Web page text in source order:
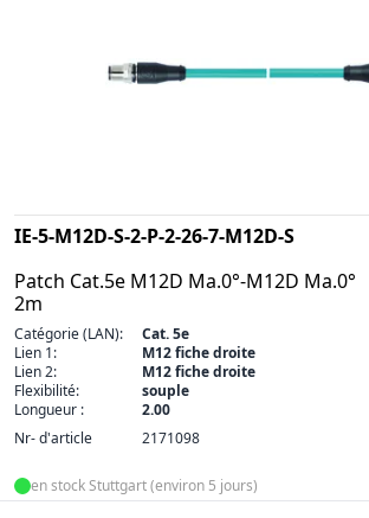
IE-5-M12D-S-2-P-2-26-7-M12D-S
Patch Cat.5e M12D Ma.0°-M12D Ma.0°
2m
Catégorie (LAN):
Cat. 5e
Lien 1:
M12 fiche droite
Lien 2:
M12 fiche droite
Flexibilité:
souple
Longueur :
2.00
Nr- d'article
2171098
en stock Stuttgart (environ 5 jours)